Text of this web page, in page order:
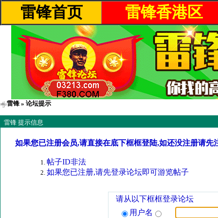
雷锋首页 雷锋香港区
雷锋 » 论坛提示
雷锋 提示信息
如果您已注册会员,请直接在底下框框登陆,如还没注册请先
帖子ID非法
如果您已注册,请先登录论坛即可游览帖子
请从以下框框登录论坛
用户名